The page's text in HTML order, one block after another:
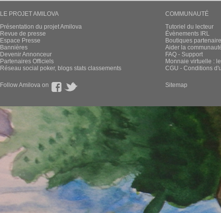
LE PROJET AMILOVA
Présentation du projet Amilova
Revue de presse
Espace Presse
Bannières
Devenir Annonceur
Partenaires Officiels
Réseau social poker, blogs stats classements
COMMUNAUTÉ
Tutoriel du lecteur
Évènements IRL
Boutiques
Aider la
FAQ - Support
Monnaie virtuelle :
CGU - Conditions
Follow Amilova on Sitemap